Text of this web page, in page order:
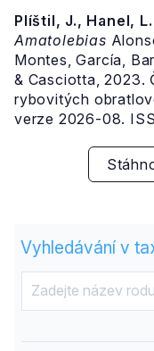
Plíštil, J., Hanel,
Amatolebias
Montes, García,
& Casciotta, 2023.
rybovitých
verze 2026-08.
Vyhledávání v